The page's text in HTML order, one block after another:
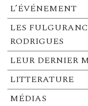
L’ÉVÉNEMENT
LES
RODRIGUES
LEUR DERNIER
LITTERATURE
MÉDIAS